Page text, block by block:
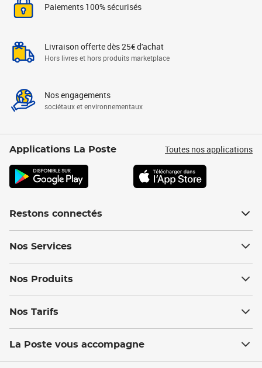
Paiements 100% sécurisés
Livraison offerte dès 25€ d'achat
Hors livres et hors produits marketplace
Nos engagements
sociétaux et environnementaux
Applications La Poste Toutes nos applications
Restons connectés
Nos Services
Nos Produits
Nos Tarifs
La Poste vous accompagne